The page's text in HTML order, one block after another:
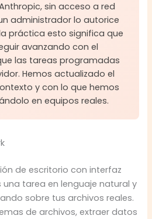
sin acceso a red
administrador lo autorice
práctica esto significa que
avanzando con el
las tareas programadas
Hemos actualizado el
y con lo que hemos
en equipos reales.
de escritorio con interfaz
tarea en lenguaje natural y
sobre tus archivos reales.
de archivos, extraer datos